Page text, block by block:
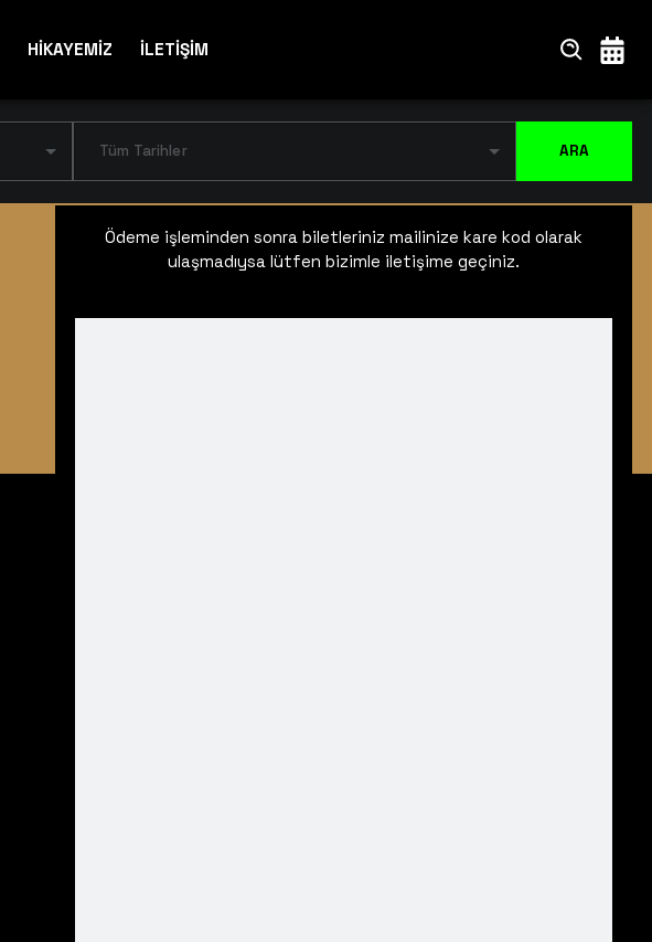
HİKAYEMİZ İLETİŞİM
Tüm Tarihler ARA
Ödeme işleminden sonra biletleriniz mailinize kare kod olarak
ulaşmadıysa lütfen bizimle iletişime geçiniz.